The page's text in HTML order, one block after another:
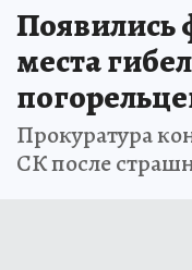
Появились
места
Прокуратура
СК после